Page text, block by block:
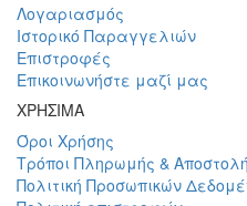
Λογαριασμός
Ιστορικό Παραγγελιών
Επιστροφές
Επικοινωνήστε μαζί μας
ΧΡΗΣΙΜΑ
Όροι Χρήσης
Τρόποι Πληρωμής &
Πολιτική Προσωπικών